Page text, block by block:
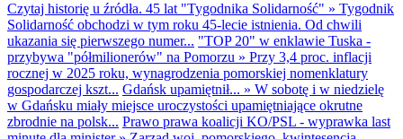
Czytaj historię u źródła. 45 lat "Tygodnika Solidarność" » Tygodnik
Solidarność obchodzi w tym roku 45-lecie istnienia. Od chwili
ukazania się pierwszego numer... "TOP 20" w enklawie Tuska -
przybywa "półmilionerów" na Pomorzu » Przy 3,4 proc. inflacji
rocznej w 2025 roku, wynagrodzenia pomorskiej nomenklatury
gospodarczej kszt... Gdańsk upamiętnił... » W sobotę i w niedzielę
w Gdańsku miały miejsce uroczystości upamiętniające okrutne
zbrodnie na polsk... Prawo prawa koalicji KO/PSL - wyprawka last